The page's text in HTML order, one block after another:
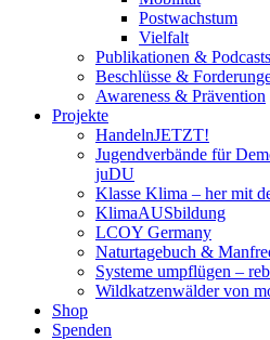
Postwachstum
Vielfalt
Publikationen & Podcasts
Beschlüsse &
Awareness & Prävention
Projekte
HandelnJETZT!
Jugendverbände für
juDU
Klasse Klima – her mit
KlimaAUSbildung
LCOY Germany
Naturtagebuch &
Systeme umpflügen –
Wildkatzenwälder von
Shop
Spenden